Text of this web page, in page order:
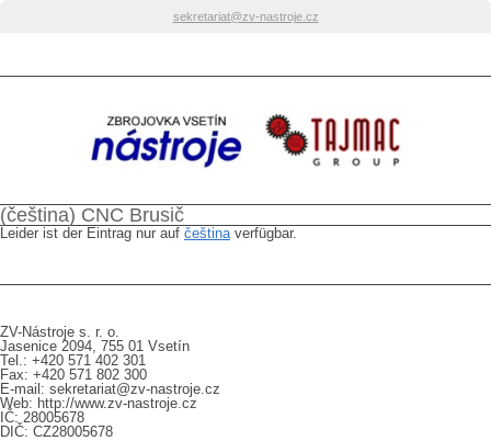
sekretariat@zv-nastroje.cz
(čeština) CNC Brusič
Leider ist der Eintrag nur auf češtinaverfügbar.
ZV-Nástroje s. r. o.
Jasenice 2094, 755 01 Vsetín
Tel.: +420 571 402 301
Fax: +420 571 802 300
E-mail: sekretariat@zv-nastroje.cz
Web: http://www.zv-nastroje.cz
IČ: 28005678
DIČ: CZ28005678